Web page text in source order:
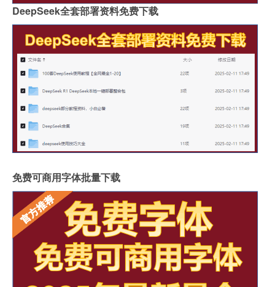
DeepSeek全套部署资料免费下载
免费可商用字体批量下载